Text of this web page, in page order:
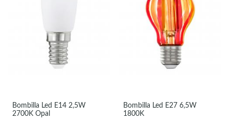
Bombilla Led E14 2,5W
2700K Opal
Bombilla Led E27 6,5W
1800K